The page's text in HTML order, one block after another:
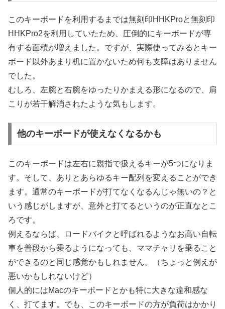
このキーボードを利用するまでは無刻印HHKProと無刻印
HHKPro2を利用していたため、圧倒的にキーボードが専
有する面積が増えました。ですが、実際使ってみるとキー
ボード以外あまり机に置かないため何も支障はありません
でした。
むしろ、左腕と右腕をゆったりかまえる形になるので、肩
こりが若干解消されたような気もします。
他のキーボードが使えなくなるかも
このキーボードは左右に親指で扱えるキーが5つになりま
す。そして、ありとあらゆるキー配列を変えることができ
ます。通常のキーボードが打てなくなるんじゃ無いの？と
いう感じがしますが、意外と打てるというのが正直なとこ
ろです。
例えるならば、ロードバイクと呼ばれるようなお高い自転
車を普段から乗るようになっても、ママチャリを乗ること
ができるのと同じ感覚かもしれません。（ちょっと例えが
悪いかもしれないけど）
個人的にはMacのキーボードとかも特に大きな違和感な
く、打てます。でも、このキーボードの方が負荷はかかり